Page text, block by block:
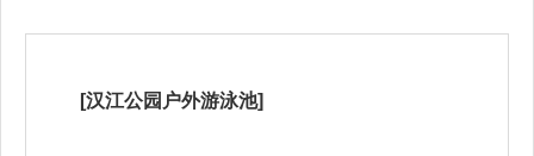
[汉江公园户外游泳池]